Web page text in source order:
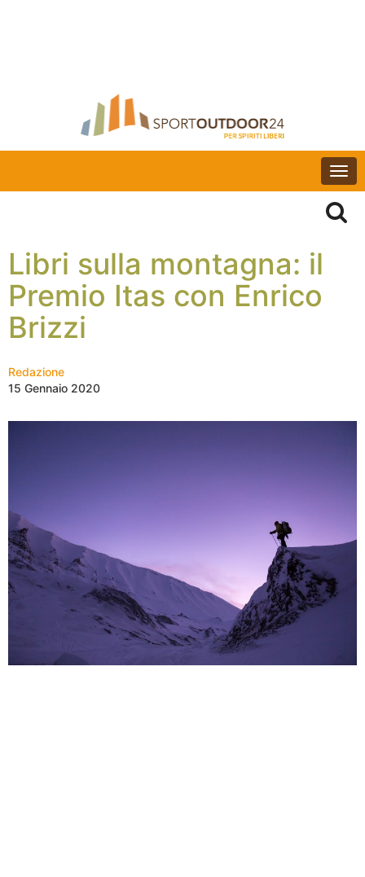
Libri sulla montagna: il
Premio Itas con Enrico
Brizzi
Redazione
15 Gennaio 2020